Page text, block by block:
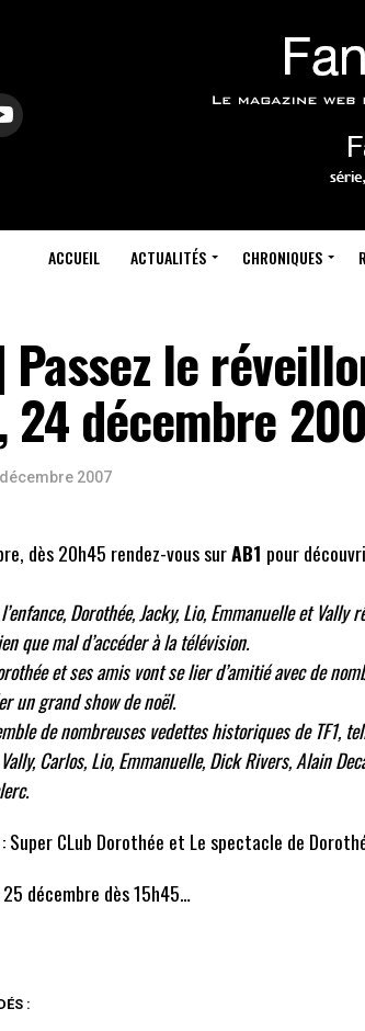
ACCUEIL ACTUALITÉS CHRONIQUES
le
24 décembre
2007
dès 20h45 rendez-vous surAB1 pour
Dorothée, Jacky, Lio, Emmanuelle et
que mal d’accéder à la télévision.
et ses amis vont se lier d’amitié avec de
un grand show de noël.
de nombreuses vedettes historiques de TF1,
Carlos, Lio, Emmanuelle, Dick Rivers, Alain
Super CLub Dorothée et Le spectacle de
décembre dès 15h45…
: